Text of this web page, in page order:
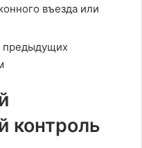
въезда или
предыдущих
контроль